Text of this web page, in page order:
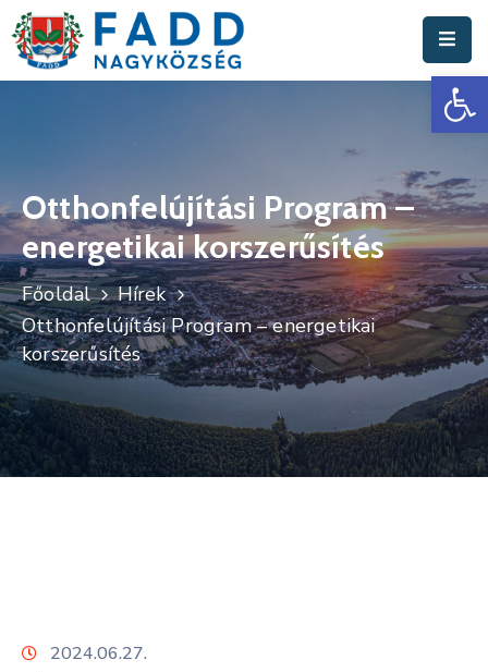
Hivatal
Fadd
Nagyközség
Turisztika
Választási
Információk
Események
Otthonfelújítási Program –
energetikai korszerűsítés
Főoldal
Hírek
Otthonfelújítási Program – energetikai
korszerűsítés
2024.06.27.